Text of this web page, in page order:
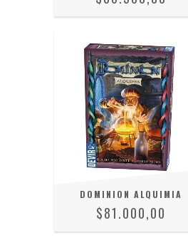
DOMINION ALQUIMIA
$81.000,00